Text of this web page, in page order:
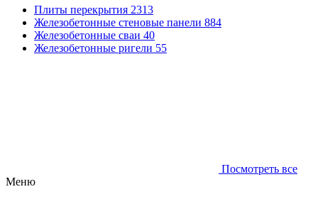
Плиты перекрытия 2313
Железобетонные стеновые панели 884
Железобетонные сваи 40
Железобетонные ригели 55
Посмотреть все
Меню